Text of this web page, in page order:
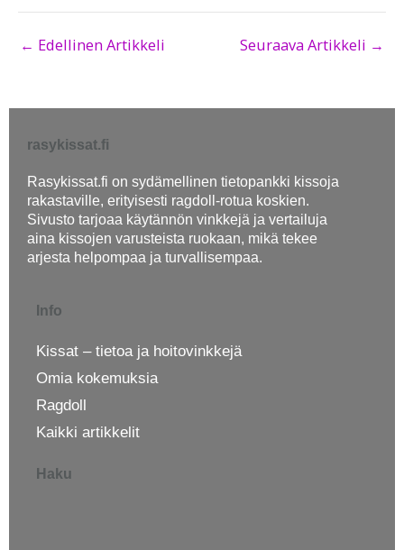
← Edellinen Artikkeli Seuraava Artikkeli →
rasykissat.fi
Rasykissat.fi on sydämellinen tietopankki kissoja
rakastaville, erityisesti ragdoll-rotua koskien.
Sivusto tarjoaa käytännön vinkkejä ja vertailuja
aina kissojen varusteista ruokaan, mikä tekee
arjesta helpompaa ja turvallisempaa.
Info
Kissat – tietoa ja hoitovinkkejä
Omia kokemuksia
Ragdoll
Kaikki artikkelit
Haku